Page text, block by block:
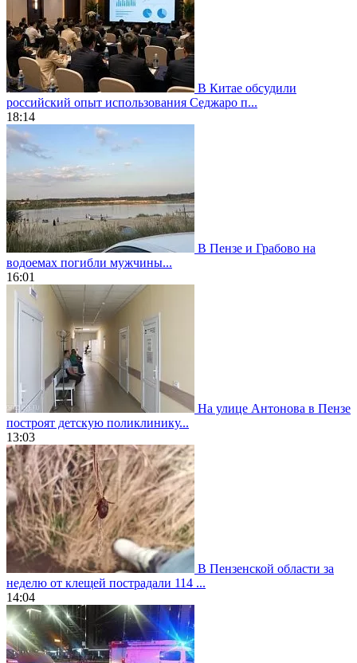
В Китае обсудили
российский опыт использования Седжаро п...
18:14
В Пензе и Грабово на
водоемах погибли мужчины...
16:01
На улице Антонова в Пензе
построят детскую поликлинику...
13:03
В Пензенской области за
неделю от клещей пострадали 114 ...
14:04